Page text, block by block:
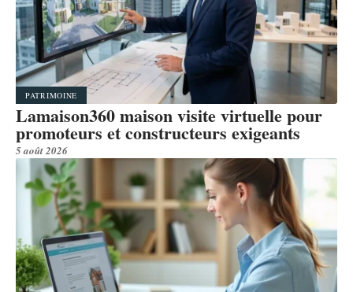
PATRIMOINE
Lamaison360 maison visite virtuelle pour
promoteurs et constructeurs exigeants
5 août 2026